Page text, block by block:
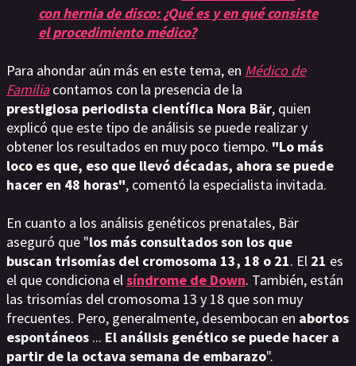
con hernia de disco: ¿Qué es y en qué consiste
el procedimiento médico?
Para ahondar aún más en este tema, en Médico de
Familiacontamos con la presencia de la
prestigiosa periodista científica Nora Bär, quien
explicó que este tipo de análisis se puede realizar y
obtener los resultados en muy poco tiempo. "Lo más
loco es que, eso que llevó décadas, ahora se puede
hacer en 48 horas", comentó la especialista invitada.
En cuanto a los análisis genéticos prenatales, Bär
aseguró que "los más consultados son los que
buscan trisomías del cromosoma 13, 18 o 21. El 21 es
el que condiciona elsíndrome de Down. También, están
las trisomías del cromosoma 13 y 18 que son muy
frecuentes. Pero, generalmente, desembocan en abortos
espontáneos ... El análisis genético se puede hacer a
partir de la octava semana de embarazo".